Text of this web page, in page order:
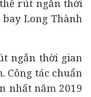
rút ngắn thời
bay Long Thành
ngắn thời gian
Công tác chuẩn
nhất năm 2019